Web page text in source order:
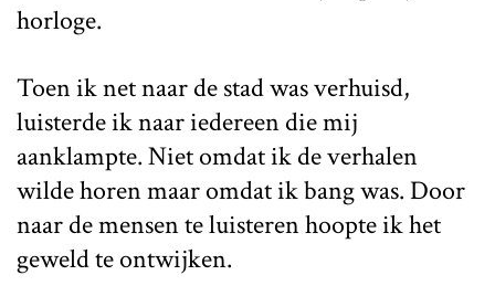
horloge.
Toen ik net naar de stad was verhuisd,
luisterde ik naar iedereen die mij
aanklampte. Niet omdat ik de verhalen
wilde horen maar omdat ik bang was. Door
naar de mensen te luisteren hoopte ik het
geweld te ontwijken.